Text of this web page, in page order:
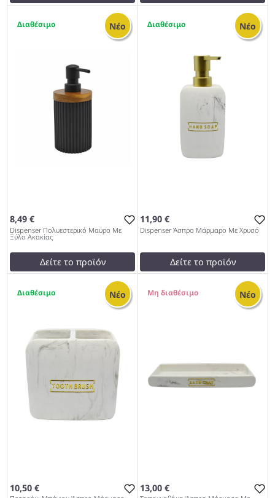
4,50 €
testFalse
Σαπουνοθήκη Πλαστική
12.5x9x2.9cm 962
9,50 €
testFalse
Dispenser Πολυεστερικό
Μπεζ Με Ξύλο Ακακίας 962
Νέο
8,49 €
Dispenser Πολυεστερικό Μαύρο Με
Ξύλο Ακακίας
Δείτε το προϊόν
testFalse
Dispenser Πολυεστερικό
Νέο
11,90 €
Dispenser Άσπρο Μάρμαρο Με Χρυσό
Δείτε το προϊόν
testFalse
Dispenser Άσπρο Μάρμαρο
Νέο
10,50 €
Νέο
13,00 €